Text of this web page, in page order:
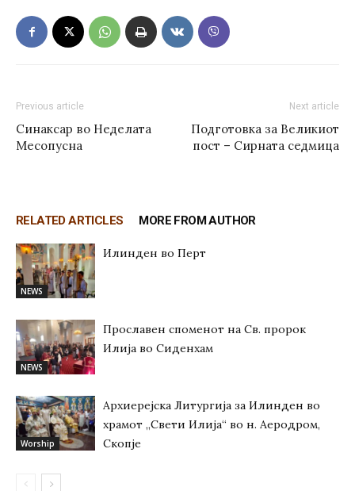
Previous article
Синаксар во Неделата
Месопусна
Next article
Подготовка за Великиот
пост – Сирната седмица
RELATED ARTICLES MORE FROM AUTHOR
NEWS
Илинден во Перт
NEWS
Прославен споменот на Св. пророк
Илија во Сиденхам
Worship
Архиерејска Литургија за Илинден во
храмот „Свети Илија“ во н. Аеродром,
Скопје